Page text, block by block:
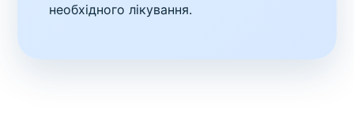
необхідного лікування.